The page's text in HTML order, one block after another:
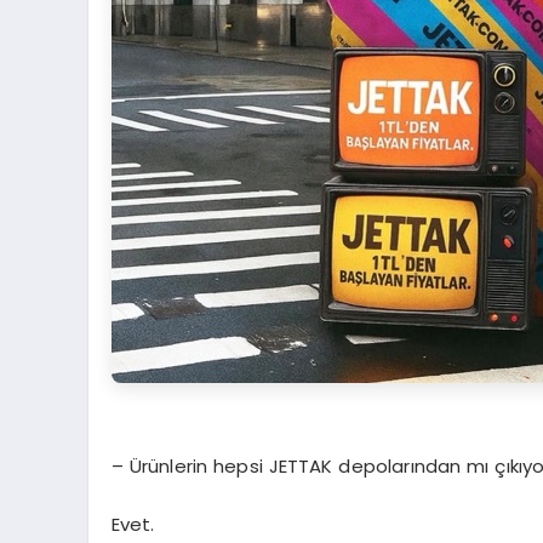
– Ürünlerin hepsi JETTAK depolarından mı
Evet.